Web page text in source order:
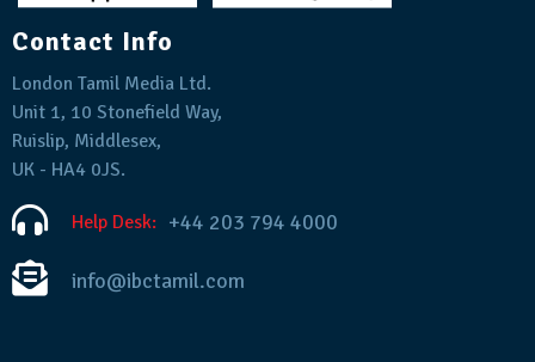
Contact Info
London Tamil Media Ltd.
Unit 1, 10 Stonefield Way,
Ruislip, Middlesex,
UK - HA4 0JS.
Help Desk: +44 203 794 4000
info@ibctamil.com